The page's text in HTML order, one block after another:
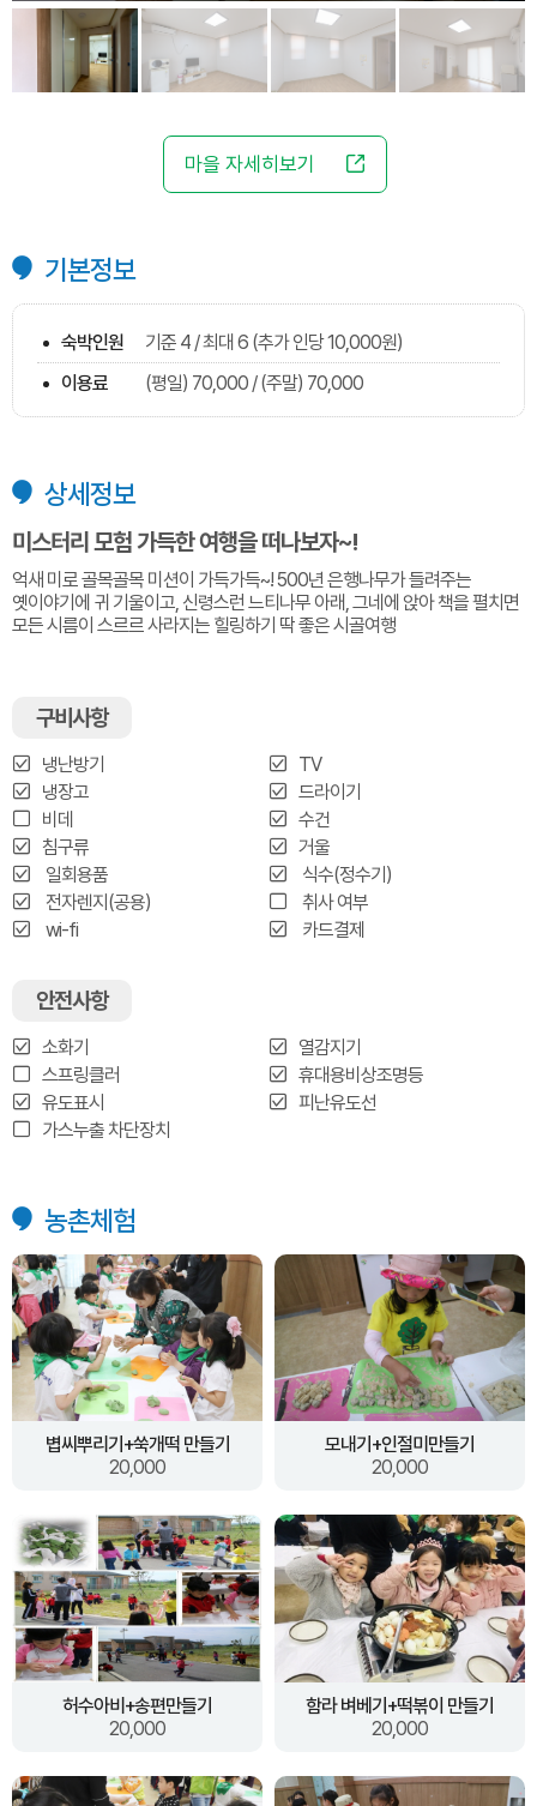
마을 자세히보기
기본정보
숙박인원
기준 4 / 최대 6 (추가 인당 10,000원)
이용료
(평일) 70,000 / (주말) 70,000
상세정보
미스터리 모험 가득한 여행을 떠나보자~!
억새 미로 골목골목 미션이 가득가득~! 500년 은행나무가 들려주는
옛이야기에 귀 기울이고, 신령스런 느티나무 아래, 그네에 앉아 책을 펼치면
모든 시름이 스르르 사라지는 힐링하기 딱 좋은 시골여행
구비사항
냉난방기
TV
냉장고
드라이기
비데
수건
침구류
거울
일회용품
식수(정수기)
전자렌지(공용)
취사 여부
wi-fi
카드결제
안전사항
소화기
열감지기
스프링클러
휴대용비상조명등
유도표시
피난유도선
가스누출 차단장치
농촌체험
볍씨뿌리기+쑥개떡 만들기
20,000
모내기+인절미만들기
20,000
허수아비+송편만들기
20,000
함라 벼베기+떡볶이 만들기
20,000